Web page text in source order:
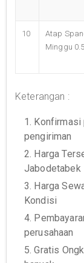
10
Atap
Minggu
Keterangan :
1. Konfirmasi
pengiriman
2. Harga
Jabodetabek
3. Harga
Kondisi
4.
perusahaan
5. Gratis